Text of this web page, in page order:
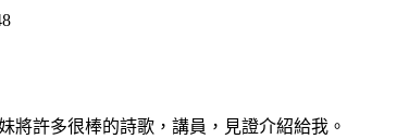
將許多很棒的詩歌，講員，見證介紹給我。